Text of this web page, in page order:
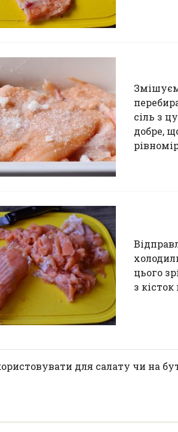
сіль з
добре,
цього
з
для салату чи на